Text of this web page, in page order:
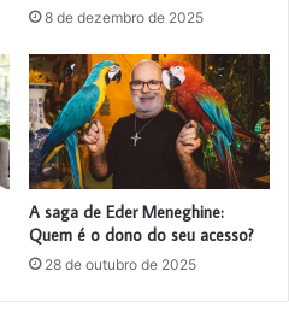
8 de dezembro de 2025
A saga de Eder Meneghine:
Quem é o dono do seu acesso?
28 de outubro de 2025